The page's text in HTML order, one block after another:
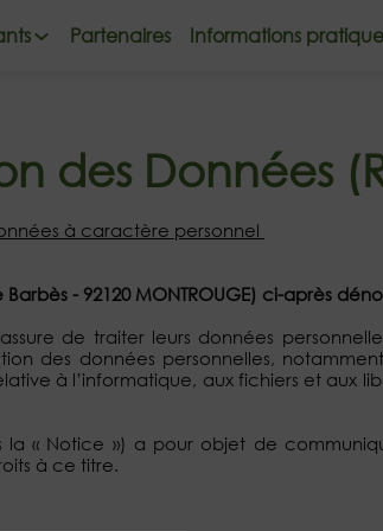
Partenaires Informations
des Données
à caractère personnel
Barbès - 92120 MONTROUGE) ci-après
de traiter leurs données
des données personnelles,
à l’informatique, aux fichiers et aux
« Notice ») a pour objet de
à ce titre.